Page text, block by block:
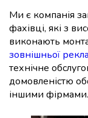
Ми є компанія
фахівці, які з
виконають
зовнішньої
технічне
домовленістю
іншими фірмами.